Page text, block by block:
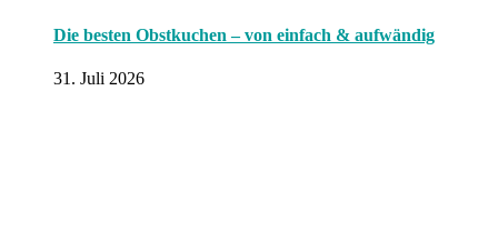
Die besten Obstkuchen – von einfach & aufwändig
31. Juli 2026